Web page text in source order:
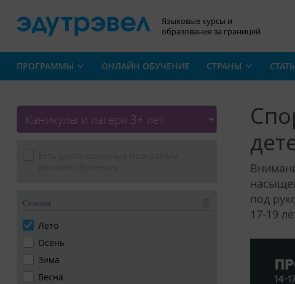
Языковые курсы и
образование за границей
ПРОГРАММЫ ОНЛАЙН ОБУЧЕНИЕ СТРАНЫ
под
17-19
Сезоны
Лето
Осень
Зима
Весна